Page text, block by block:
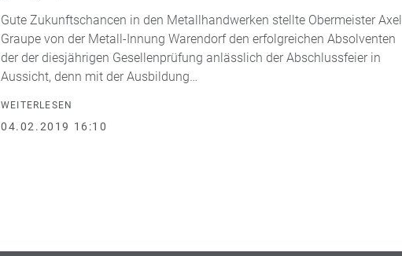
Gute Zukunftschancen in den Metallhandwerken stellte Obermeister Axel
Graupe von der Metall-Innung Warendorf den erfolgreichen Absolventen
der der diesjährigen Gesellenprüfung anlässlich der Abschlussfeier in
Aussicht, denn mit der Ausbildung…
WEITERLESEN
04.02.2019 16:10